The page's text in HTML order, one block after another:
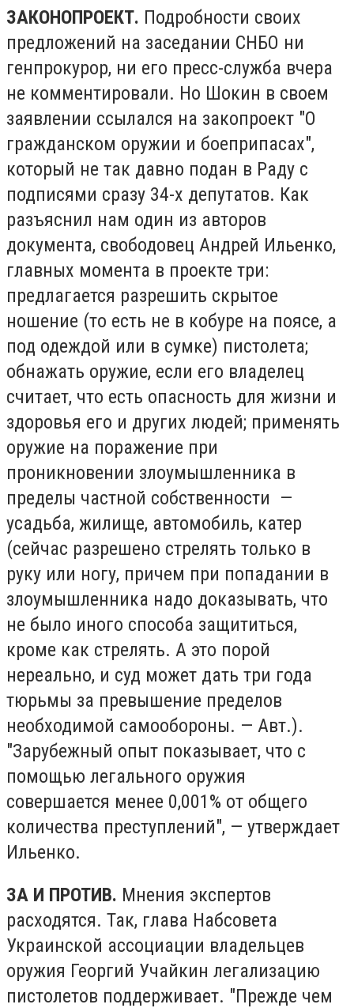
ЗАКОНОПРОЕКТ. Подробности своих
предложений на заседании СНБО ни
генпрокурор, ни его пресс-служба вчера
не комментировали. Но Шокин в своем
заявлении ссылался на закопроект "О
гражданском оружии и боеприпасах",
который не так давно подан в Раду с
подписями сразу 34-х депутатов. Как
разъяснил нам один из авторов
документа, свободовец Андрей Ильенко,
главных момента в проекте три:
предлагается разрешить скрытое
ношение (то есть не в кобуре на поясе, а
под одеждой или в сумке) пистолета;
обнажать оружие, если его владелец
считает, что есть опасность для жизни и
здоровья его и других людей; применять
оружие на поражение при
проникновении злоумышленника в
пределы частной собственности —
усадьба, жилище, автомобиль, катер
(сейчас разрешено стрелять только в
руку или ногу, причем при попадании в
злоумышленника надо доказывать, что
не было иного способа защититься,
кроме как стрелять. А это порой
нереально, и суд может дать три года
тюрьмы за превышение пределов
необходимой самообороны. — Авт.).
"Зарубежный опыт показывает, что с
помощью легального оружия
совершается менее 0,001% от общего
количества преступлений", — утверждает
Ильенко.
ЗА И ПРОТИВ. Мнения экспертов
расходятся. Так, глава Набсовета
Украинской ассоциации владельцев
оружия Георгий Учайкин легализацию
пистолетов поддерживает. "Прежде чем